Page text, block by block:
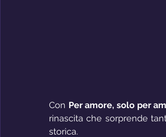
Con Per amore, solo per
rinascita che sorprende
storica.